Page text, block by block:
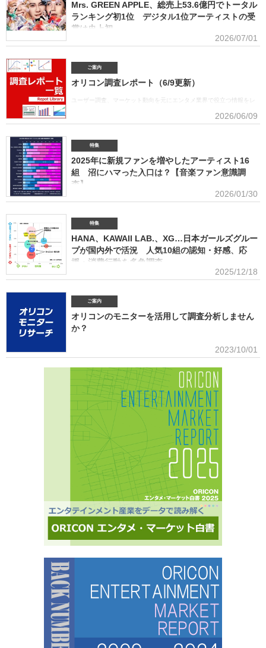
Mrs. GREEN APPLE、総売上53.6億円でトータル
ランキング初1位 デジタル1位アーティストの受
賞は史上初
■アーティスト別セールス部門トータルランキング オリコンは7月1
ーティスト別セールス部門「トータルランキング」を発表。Mrs. GREEN APPLEが期間内総売
上53.6億円で、自身初の1位に輝いた。Mrs. GREEN APPLEはアーティスト別セールス部門
「デジタルランキング」では3年連続で上半期1位を獲得。安価なデジタルで1位を獲得したアー
ティストがトータルセールス1位を受賞するのは、オリコン史上初となった。GREEN
APPLE（左から）藤澤涼架（Key）、大森元貴（Vo／Gt）、若井滉斗（Gt） アーティスト別
セールス部門「トータルランキング」は、音楽ソフト【シングル、アルバム、ミュージック
2026/07/01
ご案内
オリコン調査レポート（6/9更新）
ユーザー調査、マーケット動向を元にエンタメ業界で役立つ情報をレ
調査 2026 価格戦略の策定、商品企画、値上げ検討時の判断材料とし
SNS・動画配信を横断したファン行動を分析。今後のマーケティング戦略に活用できる内容を
提供(2026年5月)アーティストグッズに関する調査2026「なぜ買うのか」「何が売れるのか」
「いくらまで買うのか」を明確化し、商品企画・価格設計・販売戦略に直結する示唆を提案
(2026年4月)ストリーミング影響分析分析（TikTok＆YouTube）2026TikTokトレンドがどのよ
うにストリーミングに影響を与えたかを、YouTubeの順位推移とともにグラフ化(2026年2月)音
楽パッケージの購入行動に関する調査
2026/06/09
特集
2025年に新規ファンを増やしたアーティスト16
組 沼にハマった入口は？【音楽ファン意識調
査】
ORICON BiZ onlineでは「2025年に好きになったアーティスト」のア
年、2024年に続いて5回目。直近2年の得票数はMrs. GREEN APPLEがダントツだったが、
2025年の音楽シーンにおいて最も多くの“新規ファン”を獲得したアーティストは誰だったの
か、得票数TOP15（13位が同率4組だったため計16組）を紹介する。 本調査は、2025年12
月12日～18日にインターネットで実施。10～50代男女の回答者全体（4576人）のうち、
「2025年1～12月の期間に初めて好きになった音楽アーティストはいますか（※2024年以前か
らずっと好きというアーティストは対象外）」との問いに「いる」と答えた人（1833人＝全体
2026/01/30
特集
HANA、KAWAII LAB.、XG…日本ガールズグルー
プが国内外で活況 人気10組の認知・好感、応
援・消費行動を多角調査
日本のガールズグループシーンでは近年、BMSG×ちゃんみながタッグ
グで鮮烈な初登場1位デビュー、アソビシステムからFRUITS ZIPPERを筆頭とするKAWAII
LAB.所属のグループがSNSを通じて続々と台頭、メンバー7人全員が日本人ながら海外を主戦
場としているXGの国内外での大旋風など活況をみせている。オリコンリサーチではガールズグ
ループ10組を対象とし、認知経路、イメージ、情報源、推し活・消費行動などを多角的に調査
1月以降の配信開始楽曲でストリーミング累積3000万回超えの作品がある】日本のガールズグ
2025/12/18
ご案内
オリコンのモニターを活用して調査分析しません
か？
■アンケート専用のモニター組織世の中に影響力を持つオリコン・ラン
テーションを基にした調査が可能生活意識や志向性など日本人を価値観という視点から、予め
セグメントしたモニター調査が可能。■オリコングループならではの「エンタメ」に特化音楽ア
ーティスト・アイドル・俳優・女優・アナウンサー・ドラマ・ライブ・ゲーム…など、エンタ
メ分野のマーケティングリサーチの実績多数。■“オリコンランキング”のブランドをコンシュー
マ分野においても活用・アンケートモニターの意見をランキング化し、メディア展開・ビジネ
ス記事のエビデンスデータとして・定性データをoricon BiZ onlineに蓄積■様々なクライアント
様にご利用いただいております■活用事例 ●アーティストの現
2023/10/01